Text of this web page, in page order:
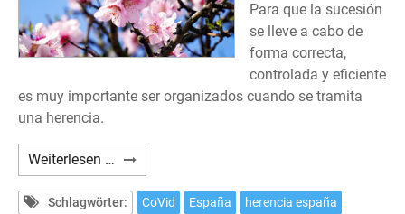
Para que la sucesión
se lleve a cabo de
forma correcta,
controlada y eficiente
es muy importante ser organizados cuando se tramita
una herencia.
Weiterlesen … Trámites
para
heredar
Schlagwörter: CoVid España
herencia españa